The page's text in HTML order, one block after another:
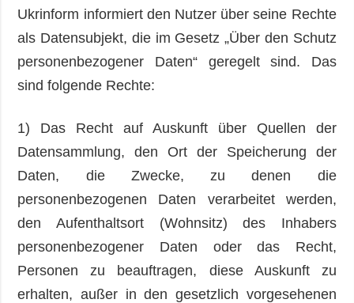
Ukrinform informiert den Nutzer über seine Rechte
als Datensubjekt, die im Gesetz „Über den Schutz
personenbezogener Daten“ geregelt sind. Das
sind folgende Rechte:
1) Das Recht auf Auskunft über Quellen der
Datensammlung, den Ort der Speicherung der
Daten, die Zwecke, zu denen die
personenbezogenen Daten verarbeitet werden,
den Aufenthaltsort (Wohnsitz) des Inhabers
personenbezogener Daten oder das Recht,
Personen zu beauftragen, diese Auskunft zu
erhalten, außer in den gesetzlich vorgesehenen